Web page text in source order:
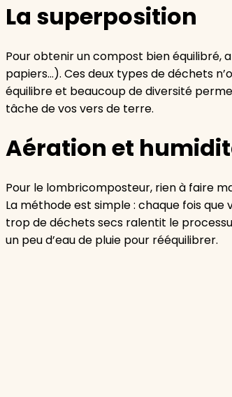
La superposition
Pour obtenir un compost bien équilibré,
papiers…). Ces deux types de déchets
équilibre et beaucoup de diversité
tâche de vos vers de terre.
Aération et
Pour le lombricomposteur, rien à faire
La méthode est simple : chaque fois
trop de déchets secs ralentit le
un peu d’eau de pluie pour rééquilibrer.